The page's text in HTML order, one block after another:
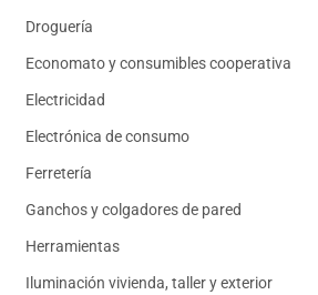
Droguería
Economato y consumibles cooperativa
Electricidad
Electrónica de consumo
Ferretería
Ganchos y colgadores de pared
Herramientas
Iluminación vivienda, taller y exterior